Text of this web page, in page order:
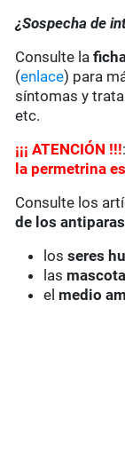
¿Sospecha de
Consulte la
(enlace) para
síntomas y
etc.
¡¡¡ATENCIÓN !!!:
la permetrina
Consulte los
de los
losseres
las
el medio